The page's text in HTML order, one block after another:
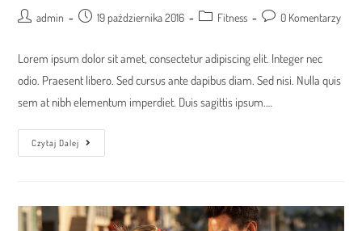
Post admin
Post 19 października 2016
Post Fitness
Post 0 Komentarzy
Lorem ipsum dolor sit amet, consectetur adipiscing elit. Integer nec
odio. Praesent libero. Sed cursus ante dapibus diam. Sed nisi. Nulla quis
sem at nibh elementum imperdiet. Duis sagittis ipsum.…
Czytaj Dalej
Interdum
Magna